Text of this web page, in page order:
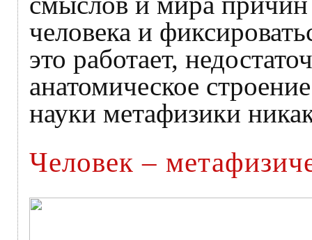
человека и
это работает,
анатомическое
науки метафизики
Человек –